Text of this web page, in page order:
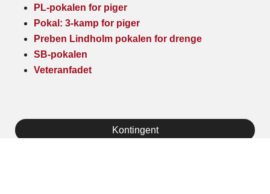
PL-pokalen for piger
Pokal: 3-kamp for piger
Preben Lindholm pokalen for drenge
SB-pokalen
Veteranfadet
Kontingent